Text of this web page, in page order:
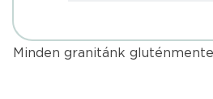
Minden granitánk